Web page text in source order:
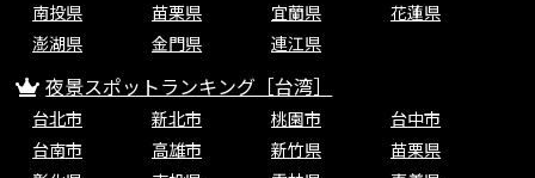
南投県
苗栗県 宜蘭県
花蓮県
澎湖県
金門県 連江県
夜景スポットランキング［台湾］
台北市 新北市 桃園市
台中市
台南市
高雄市 新竹県
苗栗県